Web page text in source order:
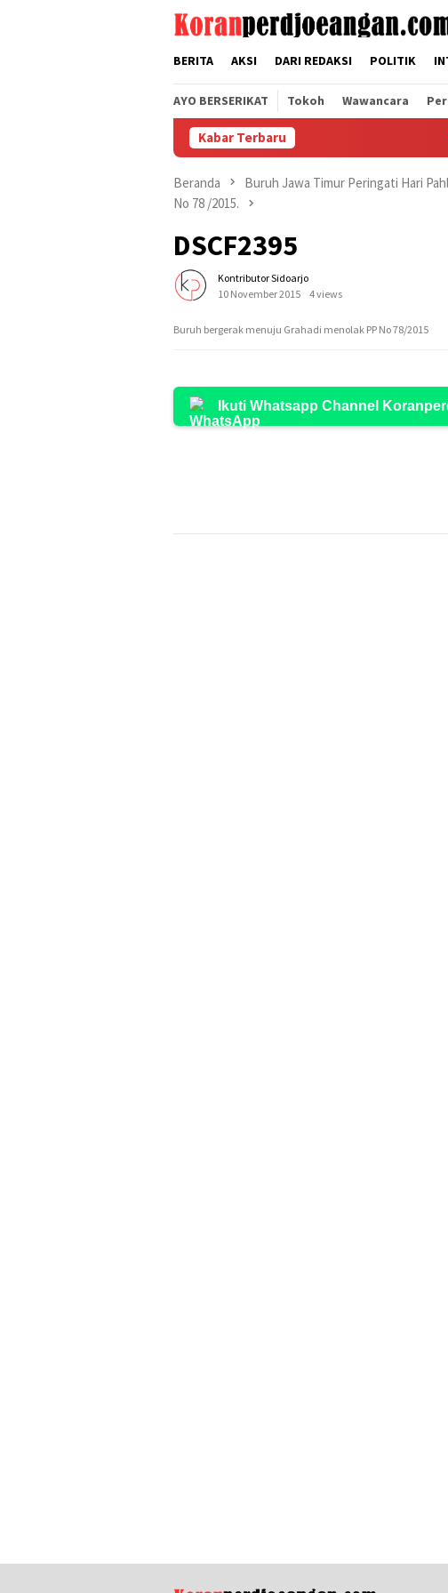
BERITA AKSI DARI REDAKSI POLITIK
AYO BERSERIKAT Tokoh Wawancara
Kabar Terbaru
Beranda
Buruh Jawa Timur Peringati Hari
No 78 /2015.
DSCF2395
Kontributor Sidoarjo
10 November 2015
4 views
Buruh bergerak menuju Grahadi menolak PP No 78/2015
Ikuti Whatsapp Channel